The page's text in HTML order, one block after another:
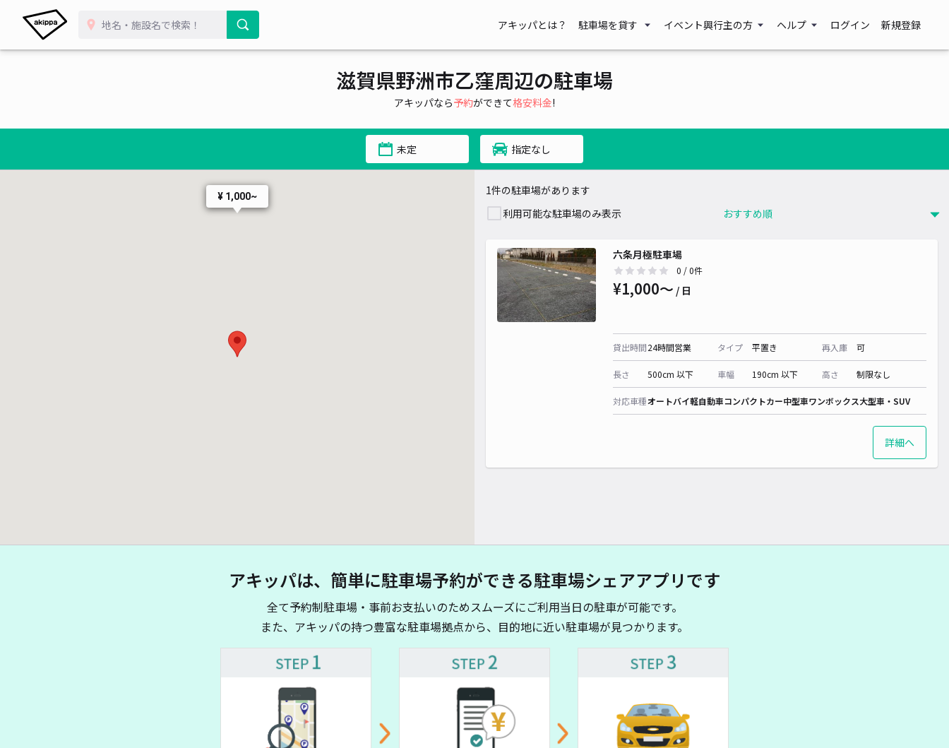
アキッパとは？ 駐車場を貸す イベント興行主の方 ヘルプ ログイン 新規登録
滋賀県野洲市乙窪周辺の駐車場
アキッパなら予約ができて格安料金!
未定 指定なし
¥ 1,000~
1件の駐車場があります
利用可能な駐車場のみ表示
六条月極駐車場
0 / 0件
¥1,000〜 / 日
貸出時間24時間営業 タイプ 平置き 再入庫 可
長さ 500cm 以下 車幅 190cm 以下 高さ 制限なし
対応車種オートバイ軽自動車コンパクトカー中型車ワンボックス大型車・SUV
詳細へ
アキッパは、簡単に駐車場予約ができる駐車場シェアアプリです
全て予約制駐車場・事前お支払いのためスムーズにご利用当日の駐車が可能です。
また、アキッパの持つ豊富な駐車場拠点から、目的地に近い駐車場が見つかります。